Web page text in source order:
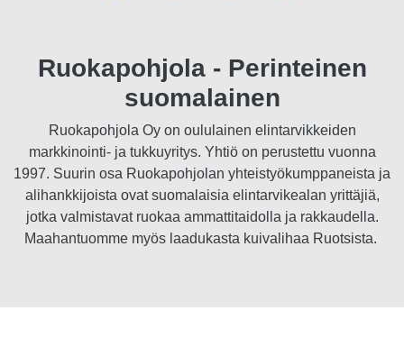
Ruokapohjola - Perinteinen
suomalainen
Ruokapohjola Oy on oululainen elintarvikkeiden
markkinointi- ja tukkuyritys. Yhtiö on perustettu vuonna
1997. Suurin osa Ruokapohjolan yhteistyökumppaneista ja
alihankkijoista ovat suomalaisia elintarvikealan yrittäjiä,
jotka valmistavat ruokaa ammattitaidolla ja rakkaudella.
Maahantuomme myös laadukasta kuivalihaa Ruotsista.